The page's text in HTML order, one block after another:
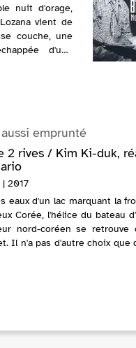
nuit d'orage,
vient de
couche, une
d'une
emprunté
2 rives / Kim Ki-duk,
2017
eaux d'un lac marquant la
Corée, l'hélice du bateau
nord-coréen se retrouve
Il n'a pas d'autre choix que